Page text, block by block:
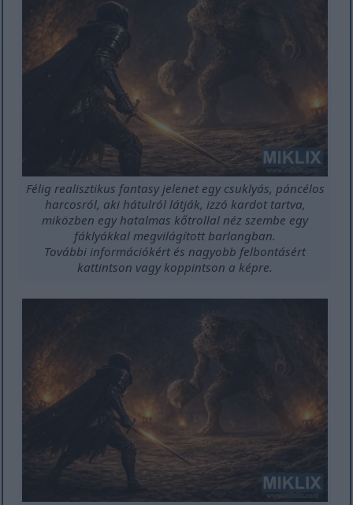
Félig realisztikus fantasy jelenet egy csuklyás, páncélos
harcosról, aki hátulról látják, izzó kardot tartva,
miközben egy hatalmas kőtrollal néz szembe egy
fáklyákkal megvilágított barlangban.
További információkért és nagyobb felbontásért
kattintson vagy koppintson a képre.